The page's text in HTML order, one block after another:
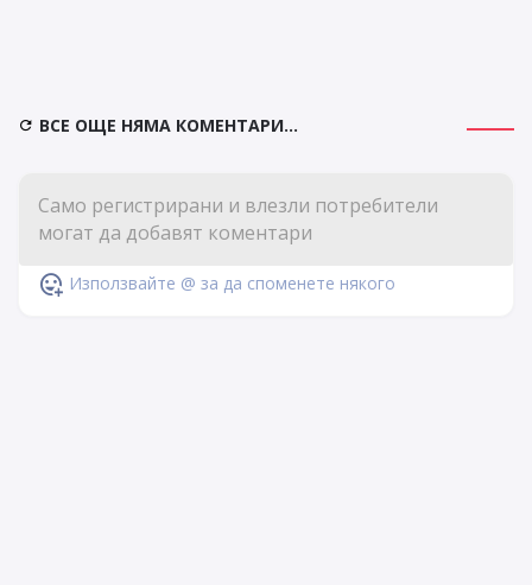
ВСЕ ОЩЕ НЯМА КОМЕНТАРИ...
Използвайте @ за да споменете някого